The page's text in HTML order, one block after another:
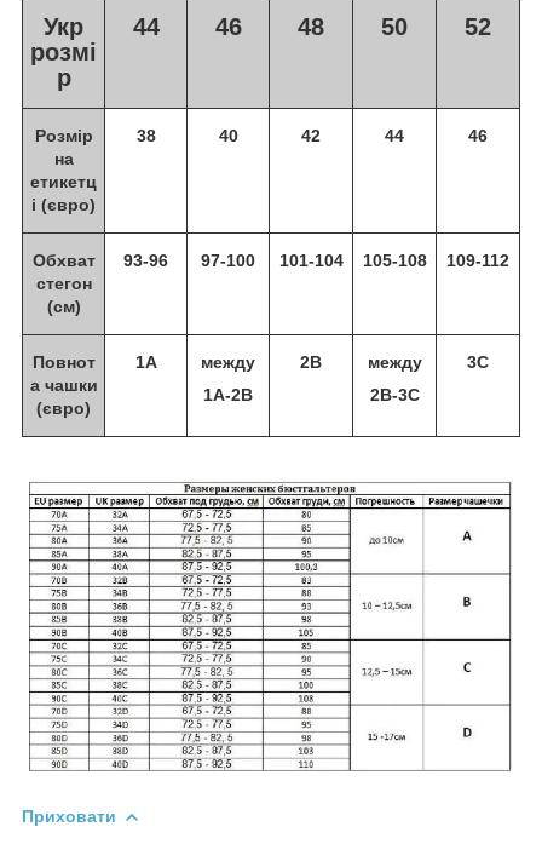
Укр
розмі
р
44 46 48 50 52
Розмір
на
етикетц
і (євро)
38 40 42 44 46
Обхват
стегон
(см)
93-96 97-100 101-104 105-108 109-112
Повнот
а чашки
(євро)
1A
между
1A-2B
2B
между
2В-3C
3С
Приховати